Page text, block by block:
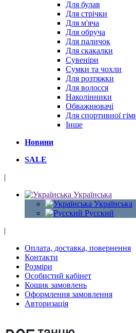
Для булав
Для стрічки
Для м'яча
Для обруча
Для паличок
Для скакалки
Сувеніри
Сумки та чохли
Для розтяжки
Для волосся
Наколінники
Обважнювачі
Для спортивної
Інше
Новини
SALE
|
Українська
Українська
Русский
|
Оплата, доставка, повернення
Контакти
Розміри
Особистий кабінет
Кошик замовлень
Оформлення замовлення
Авторизація